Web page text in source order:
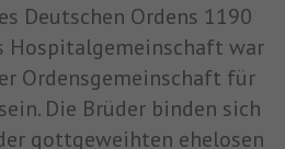
Deutschen Ordens 1190
Hospitalgemeinschaft war
Ordensgemeinschaft für
Die Brüder binden sich
gottgeweihten ehelosen